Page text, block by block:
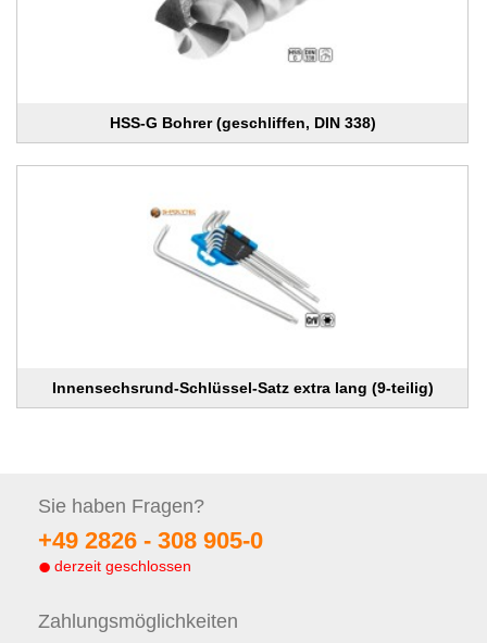
HSS-G Bohrer (geschliffen, DIN 338)
Innensechsrund-Schlüssel-Satz extra lang (9-teilig)
Sie haben Fragen?
+49 2826 - 308 905-0
derzeit geschlossen
Zahlungsmöglichkeiten